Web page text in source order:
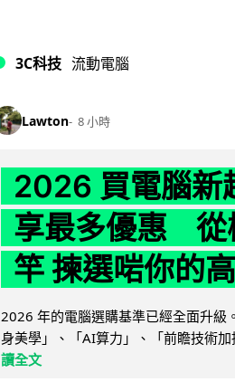
3C科技 流動電腦
Lawton 8 小時
2026 買電腦新
享最多優惠 從
竿 揀選啱你的
2026 年的電腦選購基準已經全面升級
身美學」、「AI算力」、「前瞻技術
讀全文